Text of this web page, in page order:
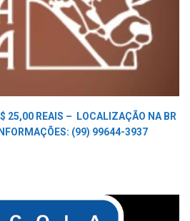
25,00 REAIS –
LOCALIZAÇÃO NA BR
INFORMAÇÕES: (99) 99644-3937